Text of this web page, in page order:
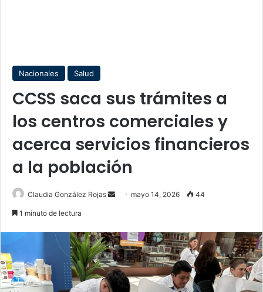
Nacionales Salud
CCSS saca sus trámites a
los centros comerciales y
acerca servicios financieros
a la población
Claudia González Rojas
Send mayo 14, 2026 44
1 minuto de lectura